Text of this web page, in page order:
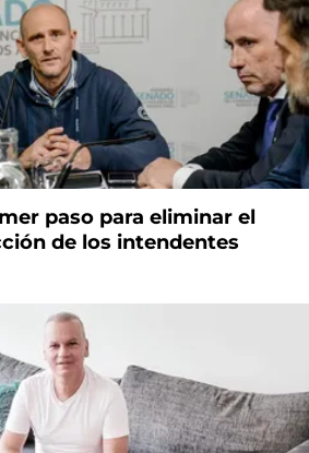
paso para eliminar el
de los intendentes